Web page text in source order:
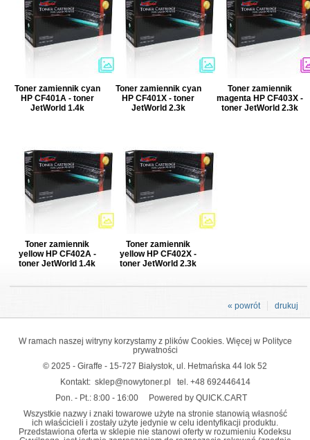
Toner zamiennik cyan
HP CF401A - toner
JetWorld 1.4k
Toner zamiennik cyan
HP CF401X - toner
JetWorld 2.3k
Toner zamiennik
magenta HP CF403X -
toner JetWorld 2.3k
Toner zamiennik
yellow HP CF402A -
toner JetWorld 1.4k
Toner zamiennik
yellow HP CF402X -
toner JetWorld 2.3k
drukuj
« powrót
W ramach naszej witryny korzystamy z plików Cookies. Więcej w Polityce
prywatności
© 2025 - Giraffe - 15-727 Białystok, ul. Hetmańska 44 lok 52
Kontakt: sklep@nowytoner.pl tel. +48 692446414
Pon. - Pt.: 8:00 - 16:00
Powered by QUICK.CART
Wszystkie nazwy i znaki towarowe użyte na stronie stanowią własność
ich właścicieli i zostały użyte jedynie w celu identyfikacji produktu.
Przedstawiona oferta w sklepie nie stanowi oferty w rozumieniu Kodeksu